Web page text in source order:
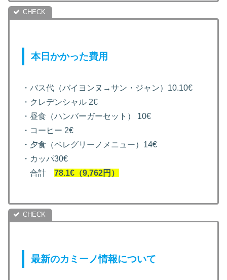
本日かかった費用
・バス代（バイヨンヌ→サン・ジャン）10.10€
・クレデンシャル 2€
・昼食（ハンバーガーセット） 10€
・コーヒー 2€
・夕食（ペレグリーノメニュー）14€
・カッパ30€
合計 78.1€（9,762円）
最新のカミーノ情報について